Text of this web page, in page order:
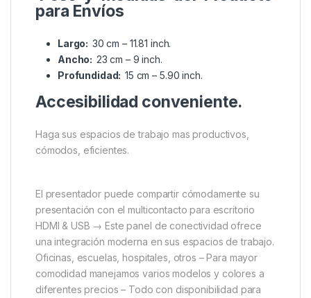
para Envíos
Largo: 30 cm – 11.81 inch.
Ancho: 23 cm – 9 inch.
Profundidad:15 cm – 5.90 inch.
Accesibilidad conveniente.
Haga sus espacios de trabajo mas productivos,
cómodos, eficientes.
El presentador puede compartir cómodamente su
presentación con el multicontacto para escritorio
HDMI & USB → Este panel de conectividad ofrece
una integración moderna en sus espacios de trabajo.
Oficinas, escuelas, hospitales, otros – Para mayor
comodidad manejamos varios modelos y colores a
diferentes precios – Todo con disponibilidad para